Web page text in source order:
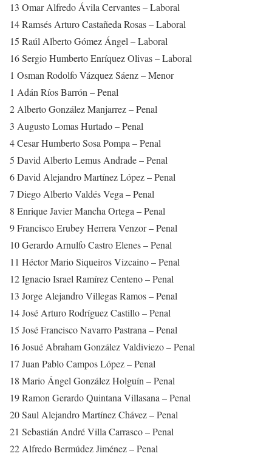
13 Omar Alfredo Ávila Cervantes – Laboral
14 Ramsés Arturo Castañeda Rosas – Laboral
15 Raúl Alberto Gómez Ángel – Laboral
16 Sergio Humberto Enríquez Olivas – Laboral
1 Osman Rodolfo Vázquez Sáenz – Menor
1 Adán Ríos Barrón – Penal
2 Alberto González Manjarrez – Penal
3 Augusto Lomas Hurtado – Penal
4 Cesar Humberto Sosa Pompa – Penal
5 David Alberto Lemus Andrade – Penal
6 David Alejandro Martínez López – Penal
7 Diego Alberto Valdés Vega – Penal
8 Enrique Javier Mancha Ortega – Penal
9 Francisco Erubey Herrera Venzor – Penal
10 Gerardo Arnulfo Castro Elenes – Penal
11 Héctor Mario Siqueiros Vizcaino – Penal
12 Ignacio Israel Ramírez Centeno – Penal
13 Jorge Alejandro Villegas Ramos – Penal
14 José Arturo Rodríguez Castillo – Penal
15 José Francisco Navarro Pastrana – Penal
16 Josué Abraham González Valdiviezo – Penal
17 Juan Pablo Campos López – Penal
18 Mario Ángel González Holguín – Penal
19 Ramon Gerardo Quintana Villasana – Penal
20 Saul Alejandro Martínez Chávez – Penal
21 Sebastián André Villa Carrasco – Penal
22 Alfredo Bermúdez Jiménez – Penal